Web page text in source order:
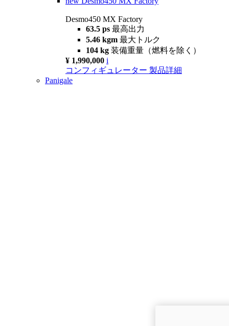
Desmo450 MX Factory
63.5 ps 最高出力
5.46 kgm 最大トルク
104 kg 装備重量（燃料を除く）
¥ 1,990,000 i
コンフィギュレーター 製品詳細
Panigale